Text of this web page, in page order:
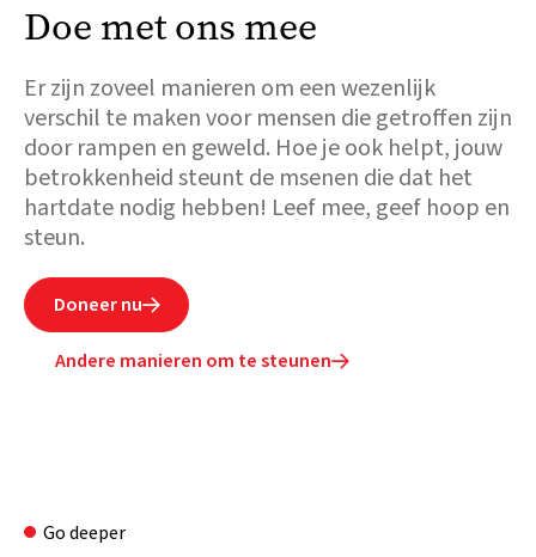
Doe met ons mee
Er zijn zoveel manieren om een wezenlijk
verschil te maken voor mensen die getroffen zijn
door rampen en geweld. Hoe je ook helpt, jouw
betrokkenheid steunt de msenen die dat het
hartdate nodig hebben! Leef mee, geef hoop en
steun.
Doneer nu
Andere manieren om te steunen
Go deeper